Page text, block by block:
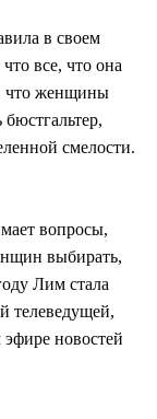
в своем
все, что она
что женщины
смелости.
вопросы,
выбирать,
Лим стала
телеведущей,
новостей